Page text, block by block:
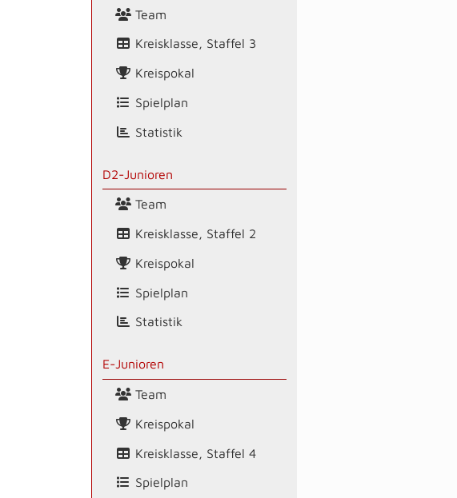
Team
Kreisklasse, Staffel 3
Kreispokal
Spielplan
Statistik
D2-Junioren
Team
Kreisklasse, Staffel 2
Kreispokal
Spielplan
Statistik
E-Junioren
Team
Kreispokal
Kreisklasse, Staffel 4
Spielplan